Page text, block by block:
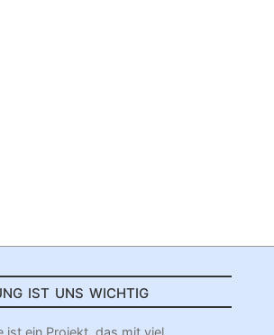
ist uns wichtig
ist ein Projekt, das mit viel